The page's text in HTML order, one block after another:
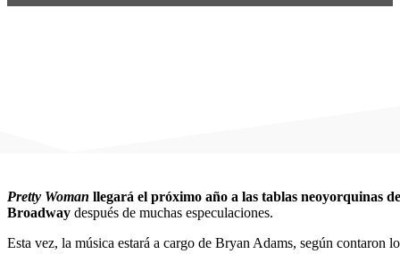
Pretty Woman llegará el próximo año a las tablas neoyorquinas de
Broadway después de muchas especulaciones.
Esta vez, la música estará a cargo de Bryan Adams, según contaron